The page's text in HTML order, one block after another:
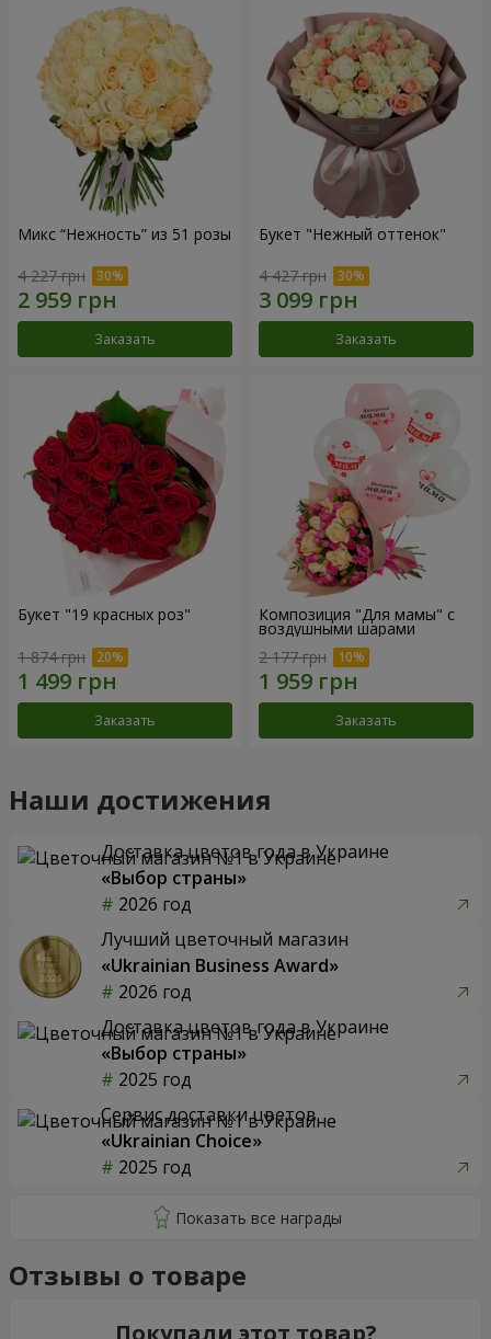
Микс “Нежность” из 51 розы
4 227 грн
Заказать
Букет "Нежный оттенок"
4 427 грн
Заказать
Букет "19 красных роз"
1 874 грн
Заказать
Композиция "Для мамы" с
воздушными шарами
2 177 грн
Заказать
Наши достижения
Доставка цветов года в Украине
«Выбор страны»
2026 год
Лучший цветочный магазин
«Ukrainian Business Award»
2026 год
Доставка цветов года в Украине
«Выбор страны»
2025 год
Сервис доставки цветов
«Ukrainian Choice»
2025 год
Отзывы о товаре
Покупали этот товар?